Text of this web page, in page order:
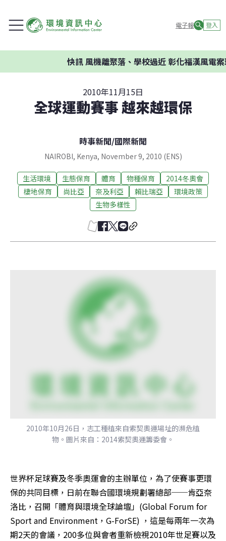
電子報 登入
快訊風機離聚落、學校過近 彰化福漢風電案環
2010年11月15日
全球運動賽事 越來越環保
時事新聞/國際新聞
NAIROBI, Kenya, November 9, 2010 (ENS)
生活環境 生態保育 體育 物種保育
2014冬奧會
棲地保育
尚比亞 奈及利亞 賴比瑞亞
環境政策
生物多樣性
2010年10月26日，志工種植來自索契奧運場址的瀕危植
物。圖片來自：2014索契奧運籌委會。
世界杯足球賽及冬季奧運會的主辦單位，為了使賽事更環
保的共同目標，日前在聯合國環境規劃署總部──肯亞奈
洛比，召開「體育與環境全球論壇」(Global Forum for
Sport and Environment，G-ForSE) ，這是每兩年一次為
期2天的會議，200多位與會者重新檢視2010年世足賽以及